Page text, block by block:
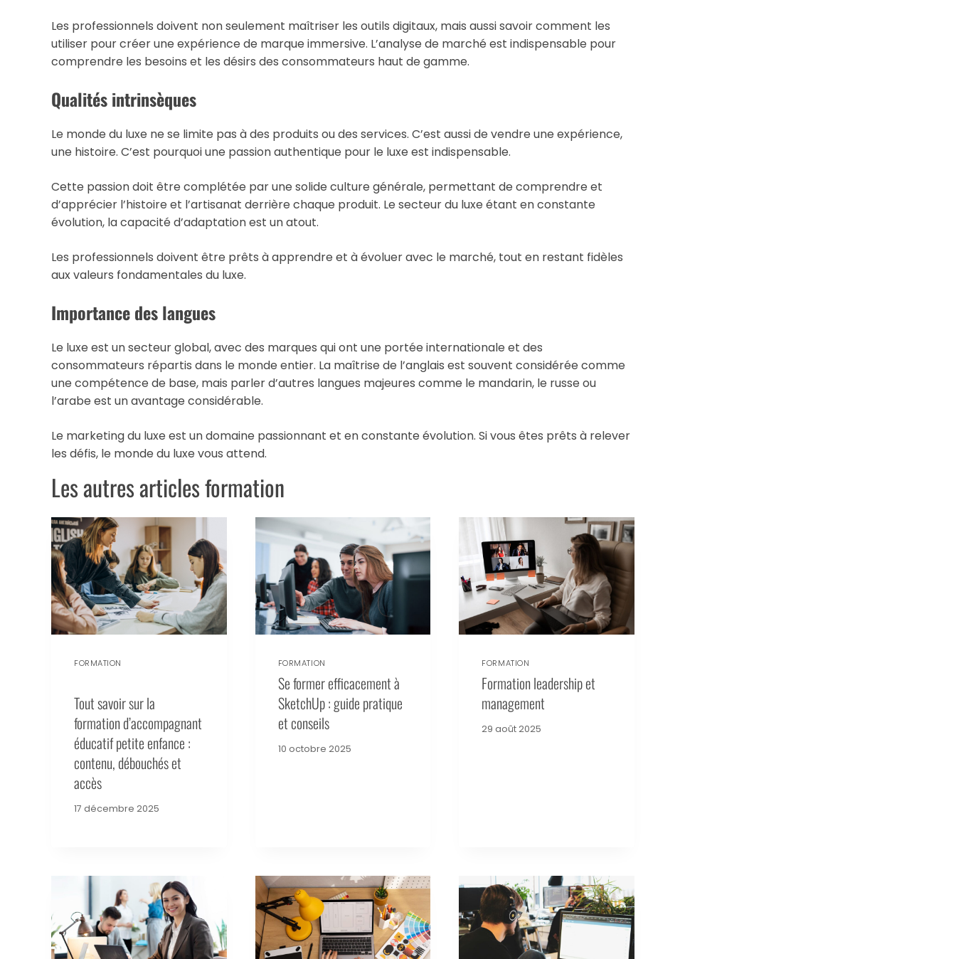
Les professionnels doivent non seulement maîtriser les outils digitaux, mais aussi savoir comment les
utiliser pour créer une expérience de marque immersive. L’analyse de marché est indispensable pour
comprendre les besoins et les désirs des consommateurs haut de gamme.
Qualités intrinsèques
Le monde du luxe ne se limite pas à des produits ou des services. C’est aussi de vendre une expérience,
une histoire. C’est pourquoi une passion authentique pour le luxe est indispensable.
Cette passion doit être complétée par une solide culture générale, permettant de comprendre et
d’apprécier l’histoire et l’artisanat derrière chaque produit. Le secteur du luxe étant en constante
évolution, la capacité d’adaptation est un atout.
Les professionnels doivent être prêts à apprendre et à évoluer avec le marché, tout en restant fidèles
aux valeurs fondamentales du luxe.
Importance des langues
Le luxe est un secteur global, avec des marques qui ont une portée internationale et des
consommateurs répartis dans le monde entier. La maîtrise de l’anglais est souvent considérée comme
une compétence de base, mais parler d’autres langues majeures comme le mandarin, le russe ou
l’arabe est un avantage considérable.
Le marketing du luxe est un domaine passionnant et en constante évolution. Si vous êtes prêts à relever
les défis, le monde du luxe vous attend.
Les autres articles formation
FORMATION
Tout savoir sur la
formation d’accompagnant
éducatif petite enfance :
contenu, débouchés et
accès
17 décembre 2025
FORMATION
Se former efficacement à
SketchUp : guide pratique
et conseils
10 octobre 2025
FORMATION
Formation leadership et
management
29 août 2025